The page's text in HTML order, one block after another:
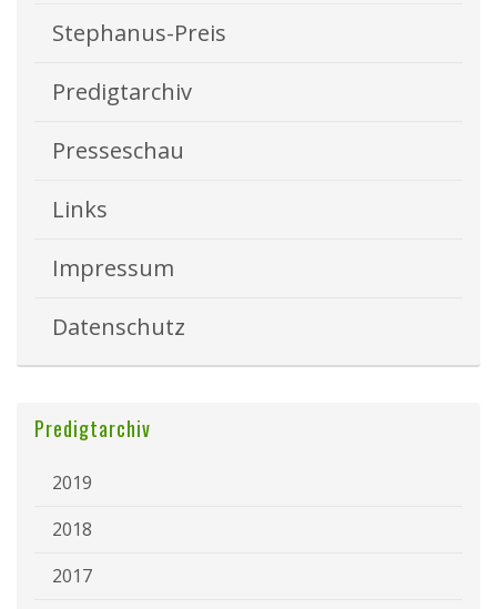
Stephanus-Preis
Predigtarchiv
Presseschau
Links
Impressum
Datenschutz
Predigtarchiv
2019
2018
2017